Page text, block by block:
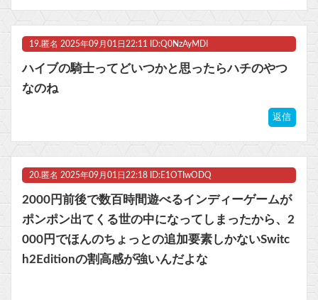
19. 匿名 2025年09月01日22:11 ID:Q0NzAyMDI
ハイブの騎士ってどいつかと思ったらハチのやつ
なのね
返信
20. 匿名 2025年09月01日22:18 ID:E1OTIwODQ
2000円前後で数百時間遊べるインディーゲームが
ポンポン出てくる世の中になってしまったから、2
000円でほんのちょっとの追加要素しかないSwitc
h2Editionの割高感が強いんだよな